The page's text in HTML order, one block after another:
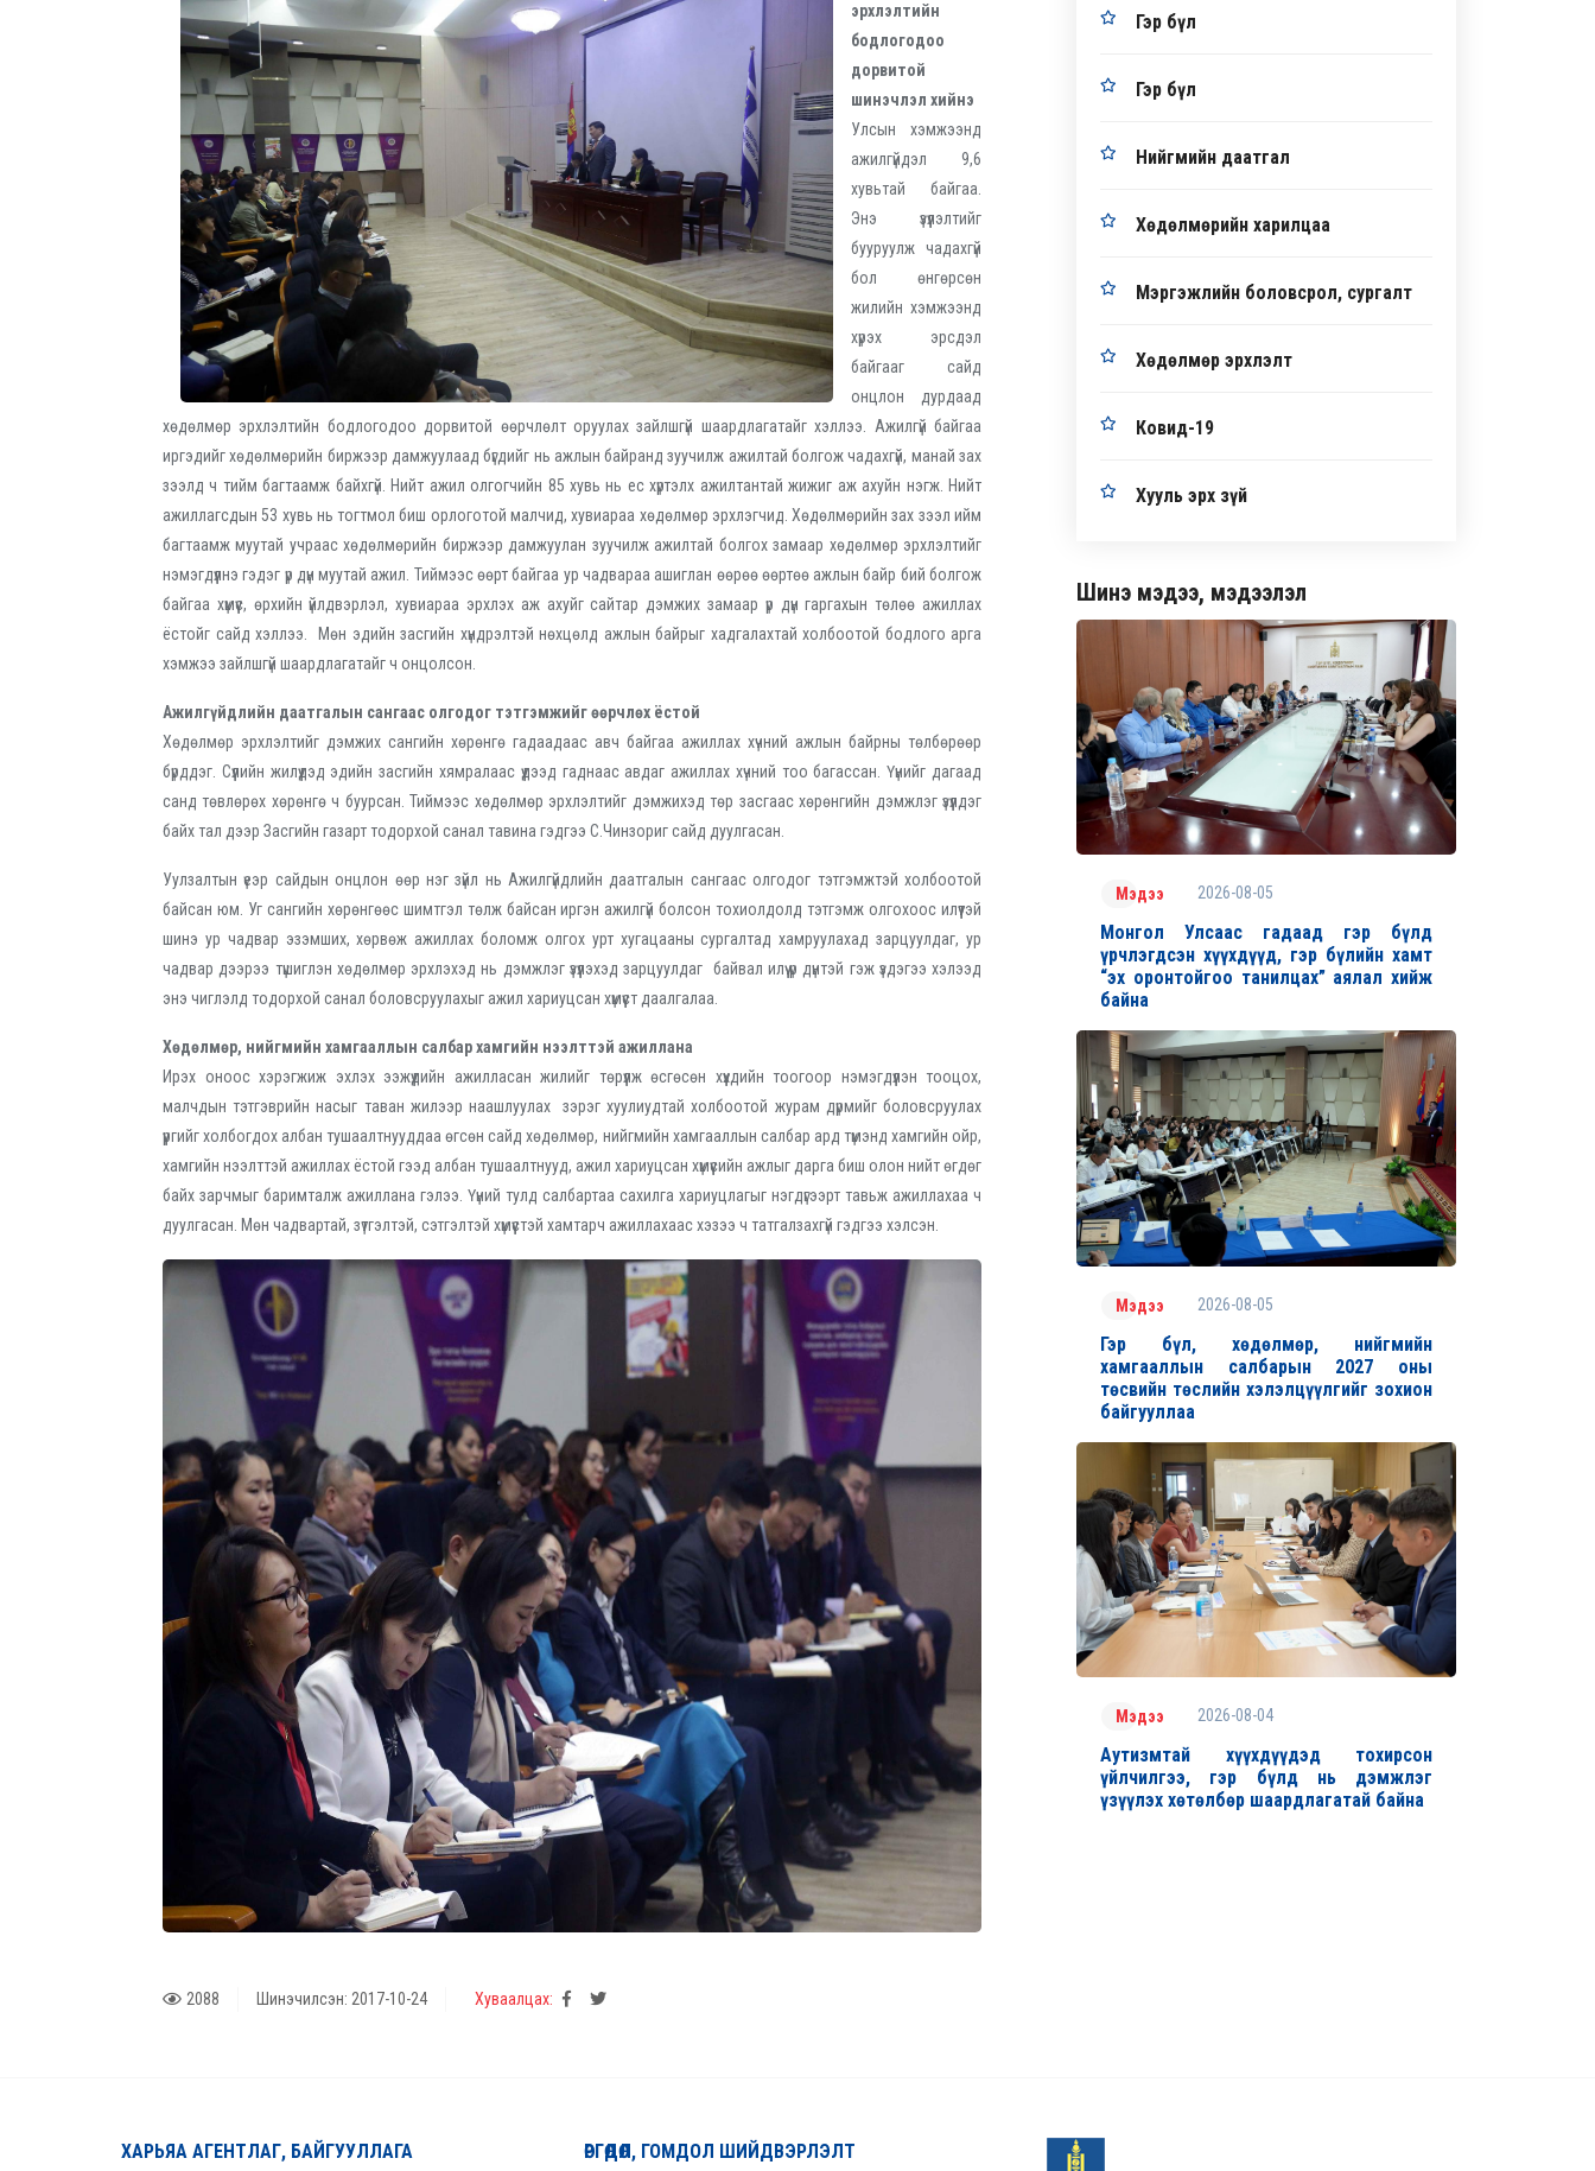
эрхлэлтийн
бодлогодоо
дорвитой
шинэчлэл хийнэ
Улсын хэмжээнд
ажилгүйдэл 9,6
хувьтай байгаа.
Энэ үзүүлэлтийг
бууруулж чадахгүй
бол өнгөрсөн
жилийн хэмжээнд
хүрэх эрсдэл
байгааг сайд
онцлон дурдаад
хөдөлмөр эрхлэлтийн бодлогодоо дорвитой өөрчлөлт оруулах зайлшгүй шаардлагатайг хэллээ. Ажилгүй байгаа
иргэдийг хөдөлмөрийн биржээр дамжуулаад бүгдийг нь ажлын байранд зуучилж ажилтай болгож чадахгүй, манай зах
зээлд ч тийм багтаамж байхгүй. Нийт ажил олгогчийн 85 хувь нь ес хүртэлх ажилтантай жижиг аж ахуйн нэгж. Нийт
ажиллагсдын 53 хувь нь тогтмол биш орлоготой малчид, хувиараа хөдөлмөр эрхлэгчид. Хөдөлмөрийн зах зээл ийм
багтаамж муутай учраас хөдөлмөрийн биржээр дамжуулан зуучилж ажилтай болгох замаар хөдөлмөр эрхлэлтийг
нэмэгдүүлнэ гэдэг үр дүн муутай ажил. Тиймээс өөрт байгаа ур чадвараа ашиглан өөрөө өөртөө ажлын байр бий болгож
байгаа хүмүүс, өрхийн үйлдвэрлэл, хувиараа эрхлэх аж ахуйг сайтар дэмжих замаар үр дүн гаргахын төлөө ажиллах
ёстойг сайд хэллээ. Мөн эдийн засгийн хүндрэлтэй нөхцөлд ажлын байрыг хадгалахтай холбоотой бодлого арга
хэмжээ зайлшгүй шаардлагатайг ч онцолсон.
Ажилгүйдлийн даатгалын сангаас олгодог тэтгэмжийг өөрчлөх ёстой
Хөдөлмөр эрхлэлтийг дэмжих сангийн хөрөнгө гадаадаас авч байгаа ажиллах хүчний ажлын байрны төлбөрөөр
бүрддэг. Сүүлийн жилүүдэд эдийн засгийн хямралаас үүдээд гаднаас авдаг ажиллах хүчний тоо багассан. Үүнийг дагаад
санд төвлөрөх хөрөнгө ч буурсан. Тиймээс хөдөлмөр эрхлэлтийг дэмжихэд төр засгаас хөрөнгийн дэмжлэг үзүүлдэг
байх тал дээр Засгийн газарт тодорхой санал тавина гэдгээ С.Чинзориг сайд дуулгасан.
Уулзалтын үеэр сайдын онцлон өөр нэг зүйл нь Ажилгүйдлийн даатгалын сангаас олгодог тэтгэмжтэй холбоотой
байсан юм. Уг сангийн хөрөнгөөс шимтгэл төлж байсан иргэн ажилгүй болсон тохиолдолд тэтгэмж олгохоос илүүтэй
шинэ ур чадвар эзэмших, хөрвөж ажиллах боломж олгох урт хугацааны сургалтад хамруулахад зарцуулдаг, ур
чадвар дээрээ түшиглэн хөдөлмөр эрхлэхэд нь дэмжлэг үзүүлэхэд зарцуулдаг байвал илүү үр дүнтэй гэж үздэгээ хэлээд
энэ чиглэлд тодорхой санал боловсруулахыг ажил хариуцсан хүмүүст даалгалаа.
Хөдөлмөр, нийгмийн хамгааллын салбар хамгийн нээлттэй ажиллана
Ирэх оноос хэрэгжиж эхлэх ээжүүдийн ажилласан жилийг төрүүлж өсгөсөн хүүхдийн тоогоор нэмэгдүүлэн тооцох,
малчдын тэтгэврийн насыг таван жилээр наашлуулах зэрэг хуулиудтай холбоотой журам дүрмийг боловсруулах
үүргийг холбогдох албан тушаалтнууддаа өгсөн сайд хөдөлмөр, нийгмийн хамгааллын салбар ард түмэнд хамгийн ойр,
хамгийн нээлттэй ажиллах ёстой гээд албан тушаалтнууд, ажил хариуцсан хүмүүсийн ажлыг дарга биш олон нийт өгдөг
байх зарчмыг баримталж ажиллана гэлээ. Үүний тулд салбартаа сахилга хариуцлагыг нэгдүгээрт тавьж ажиллахаа ч
дуулгасан. Мөн чадвартай, зүтгэлтэй, сэтгэлтэй хүмүүстэй хамтарч ажиллахаас хэзээ ч татгалзахгүй гэдгээ хэлсэн.
2088 Шинэчилсэн: 2017-10-24 Хуваалцах:
Гэр бүл
Гэр бүл
Нийгмийн даатгал
Хөдөлмөрийн харилцаа
Мэргэжлийн боловсрол, сургалт
Хөдөлмөр эрхлэлт
Ковид-19
Хууль эрх зүй
Шинэ мэдээ, мэдээлэл
Мэдээ 2026-08-05
Монгол Улсаас гадаад гэр бүлд
үрчлэгдсэн хүүхдүүд, гэр бүлийн хамт
“эх оронтойгоо танилцах” аялал хийж
байна
Мэдээ 2026-08-05
Гэр бүл, хөдөлмөр, нийгмийн
хамгааллын салбарын 2027 оны
төсвийн төслийн хэлэлцүүлгийг зохион
байгууллаа
Мэдээ 2026-08-04
Аутизмтай хүүхдүүдэд тохирсон
үйлчилгээ, гэр бүлд нь дэмжлэг
үзүүлэх хөтөлбөр шаардлагатай байна
ХАРЬЯА АГЕНТЛАГ, БАЙГУУЛЛАГА ӨРГӨДӨЛ, ГОМДОЛ ШИЙДВЭРЛЭЛТ